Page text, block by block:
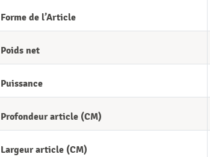
Forme de l’Article
Poids net
Puissance
Profondeur article (CM)
Largeur article (CM)